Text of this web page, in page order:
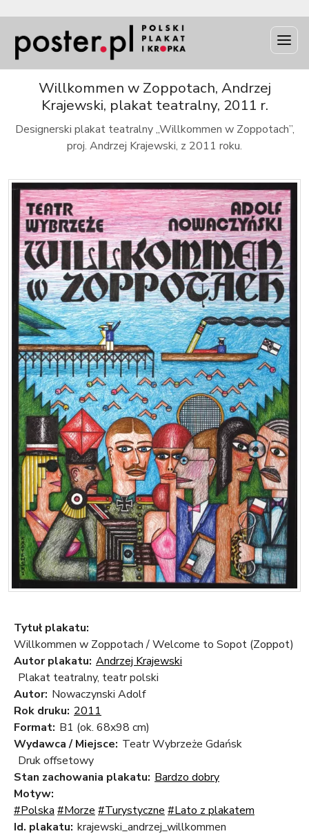
Willkommen w Zoppotach, Andrzej
Krajewski, plakat teatralny, 2011 r.
Designerski plakat teatralny „Willkommen w Zoppotach”,
proj. Andrzej Krajewski, z 2011 roku.
Tytuł plakatu:
Willkommen w Zoppotach / Welcome to Sopot (Zoppot)
Autor plakatu: Andrzej Krajewski
Plakat teatralny, teatr polski
Autor: Nowaczynski Adolf
Rok druku: 2011
Format: B1 (ok. 68x98 cm)
Wydawca / Miejsce: Teatr Wybrzeże Gdańsk
Druk offsetowy
Stan zachowania plakatu: Bardzo dobry
Motyw:
#Polska #Morze #Turystyczne #Lato z plakatem
Id. plakatu: krajewski_andrzej_willkommen